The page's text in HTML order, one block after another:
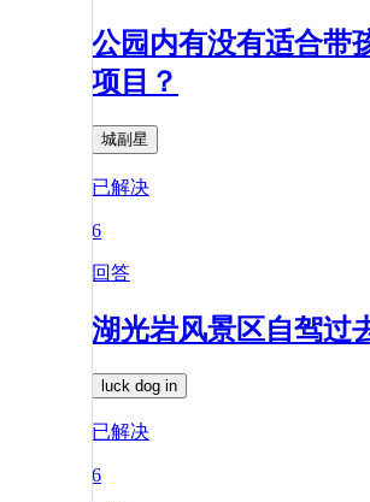
公园内有没有适合带
项目？
城副星
已解决
6
回答
湖光岩风景区自驾过
luck dog in
已解决
6